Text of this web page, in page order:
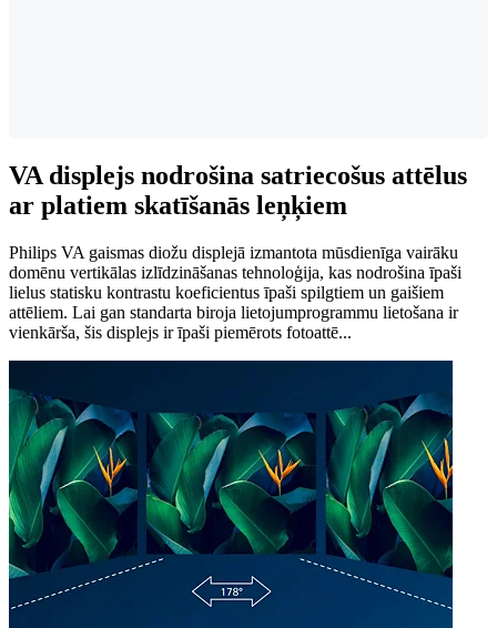
VA displejs nodrošina satriecošus attēlus
ar platiem skatīšanās leņķiem
Philips VA gaismas diožu displejā izmantota mūsdienīga vairāku
domēnu vertikālas izlīdzināšanas tehnoloģija, kas nodrošina īpaši
lielus statisku kontrastu koeficientus īpaši spilgtiem un gaišiem
attēliem. Lai gan standarta biroja lietojumprogrammu lietošana ir
vienkārša, šis displejs ir īpaši piemērots fotoattē...